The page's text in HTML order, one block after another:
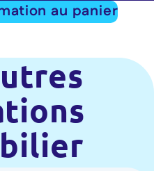
au panier